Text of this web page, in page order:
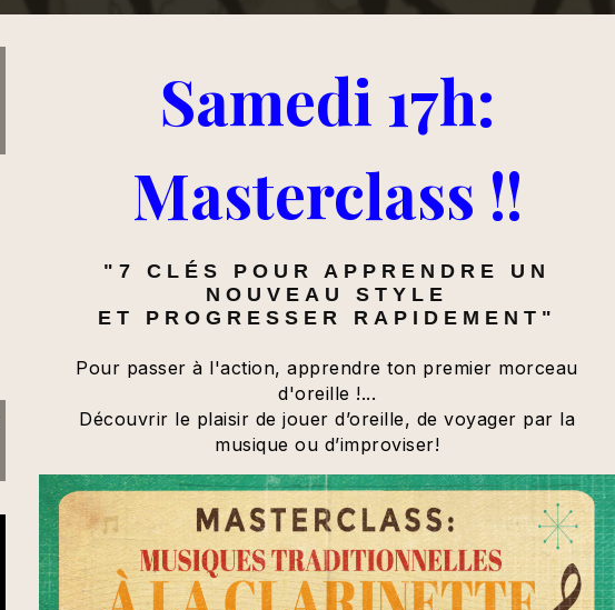
Samedi 17h:
Masterclass !!
"7 CLÉS POUR APPRENDRE UN
NOUVEAU STYLE
ET PROGRESSER RAPIDEMENT"
Pour passer à l'action, apprendre ton premier morceau
d'oreille !...
Découvrir le plaisir de jouer d’oreille, de voyager par la
musique ou d’improviser!